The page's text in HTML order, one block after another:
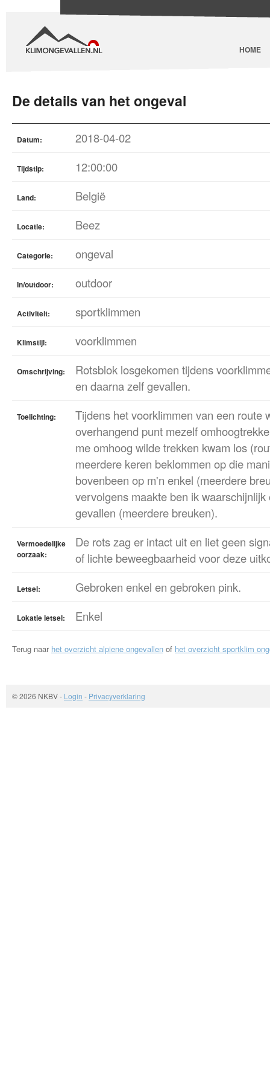
HOME
De details van het ongeval
Datum: 2018-04-02
Tijdstip: 12:00:00
Land: België
Locatie: Beez
Categorie: ongeval
In/outdoor: outdoor
Activiteit: sportklimmen
Klimstijl: voorklimmen
Omschrijving:
Rotsblok losgekomen tijdens
en daarna zelf gevallen.
Toelichting:
Tijdens het voorklimmen van een route
overhangend punt mezelf
me omhoog wilde trekken kwam los
meerdere keren beklommen op die
bovenbeen op m'n enkel (meerdere
vervolgens maakte ben ik
gevallen (meerdere breuken).
Vermoedelijke
oorzaak:
De rots zag er intact uit en liet geen
of lichte beweegbaarheid voor deze
Letsel: Gebroken enkel en gebroken pink.
Lokatie letsel: Enkel
Terug naar het overzicht alpiene ongevallen of het overzicht sportklim
© 2026 NKBV- Login - Privacyverklaring